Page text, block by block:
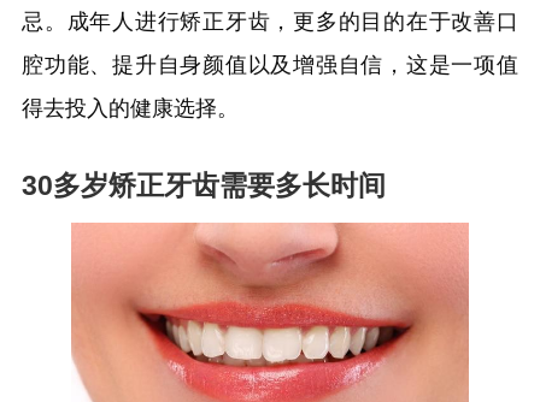
忌。成年人进行矫正牙齿，更多的目的在于改善口
腔功能、提升自身颜值以及增强自信，这是一项值
得去投入的健康选择。
30多岁矫正牙齿需要多长时间